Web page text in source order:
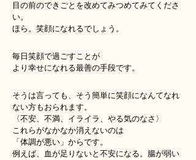
目の前のできごとを改めてみつめてみてくださ
い。
ほら。笑顔になれるでしょう。
毎日笑顔で過ごすことが
より幸せになれる最善の手段です。
そうは言っても、そう簡単に笑顔になんてなれ
ない方もおられます。
〈不安、不満、イライラ、やる気のなさ〉
これらがなかなか消えないのは
「体調が悪い」からです。
例えば、血が足りないと不安になる。腸が弱い